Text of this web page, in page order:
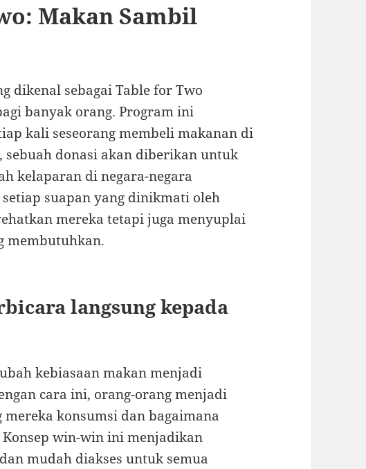
Makan Sambil
dikenal sebagai Table for Two
banyak orang. Program ini
kali seseorang membeli makanan di
donasi akan diberikan untuk
kelaparan di negara-negara
suapan yang dinikmati oleh
mereka tetapi juga menyuplai
membutuhkan.
langsung kepada
kebiasaan makan menjadi
cara ini, orang-orang menjadi
konsumsi dan bagaimana
win-win ini menjadikan
mudah diakses untuk semua